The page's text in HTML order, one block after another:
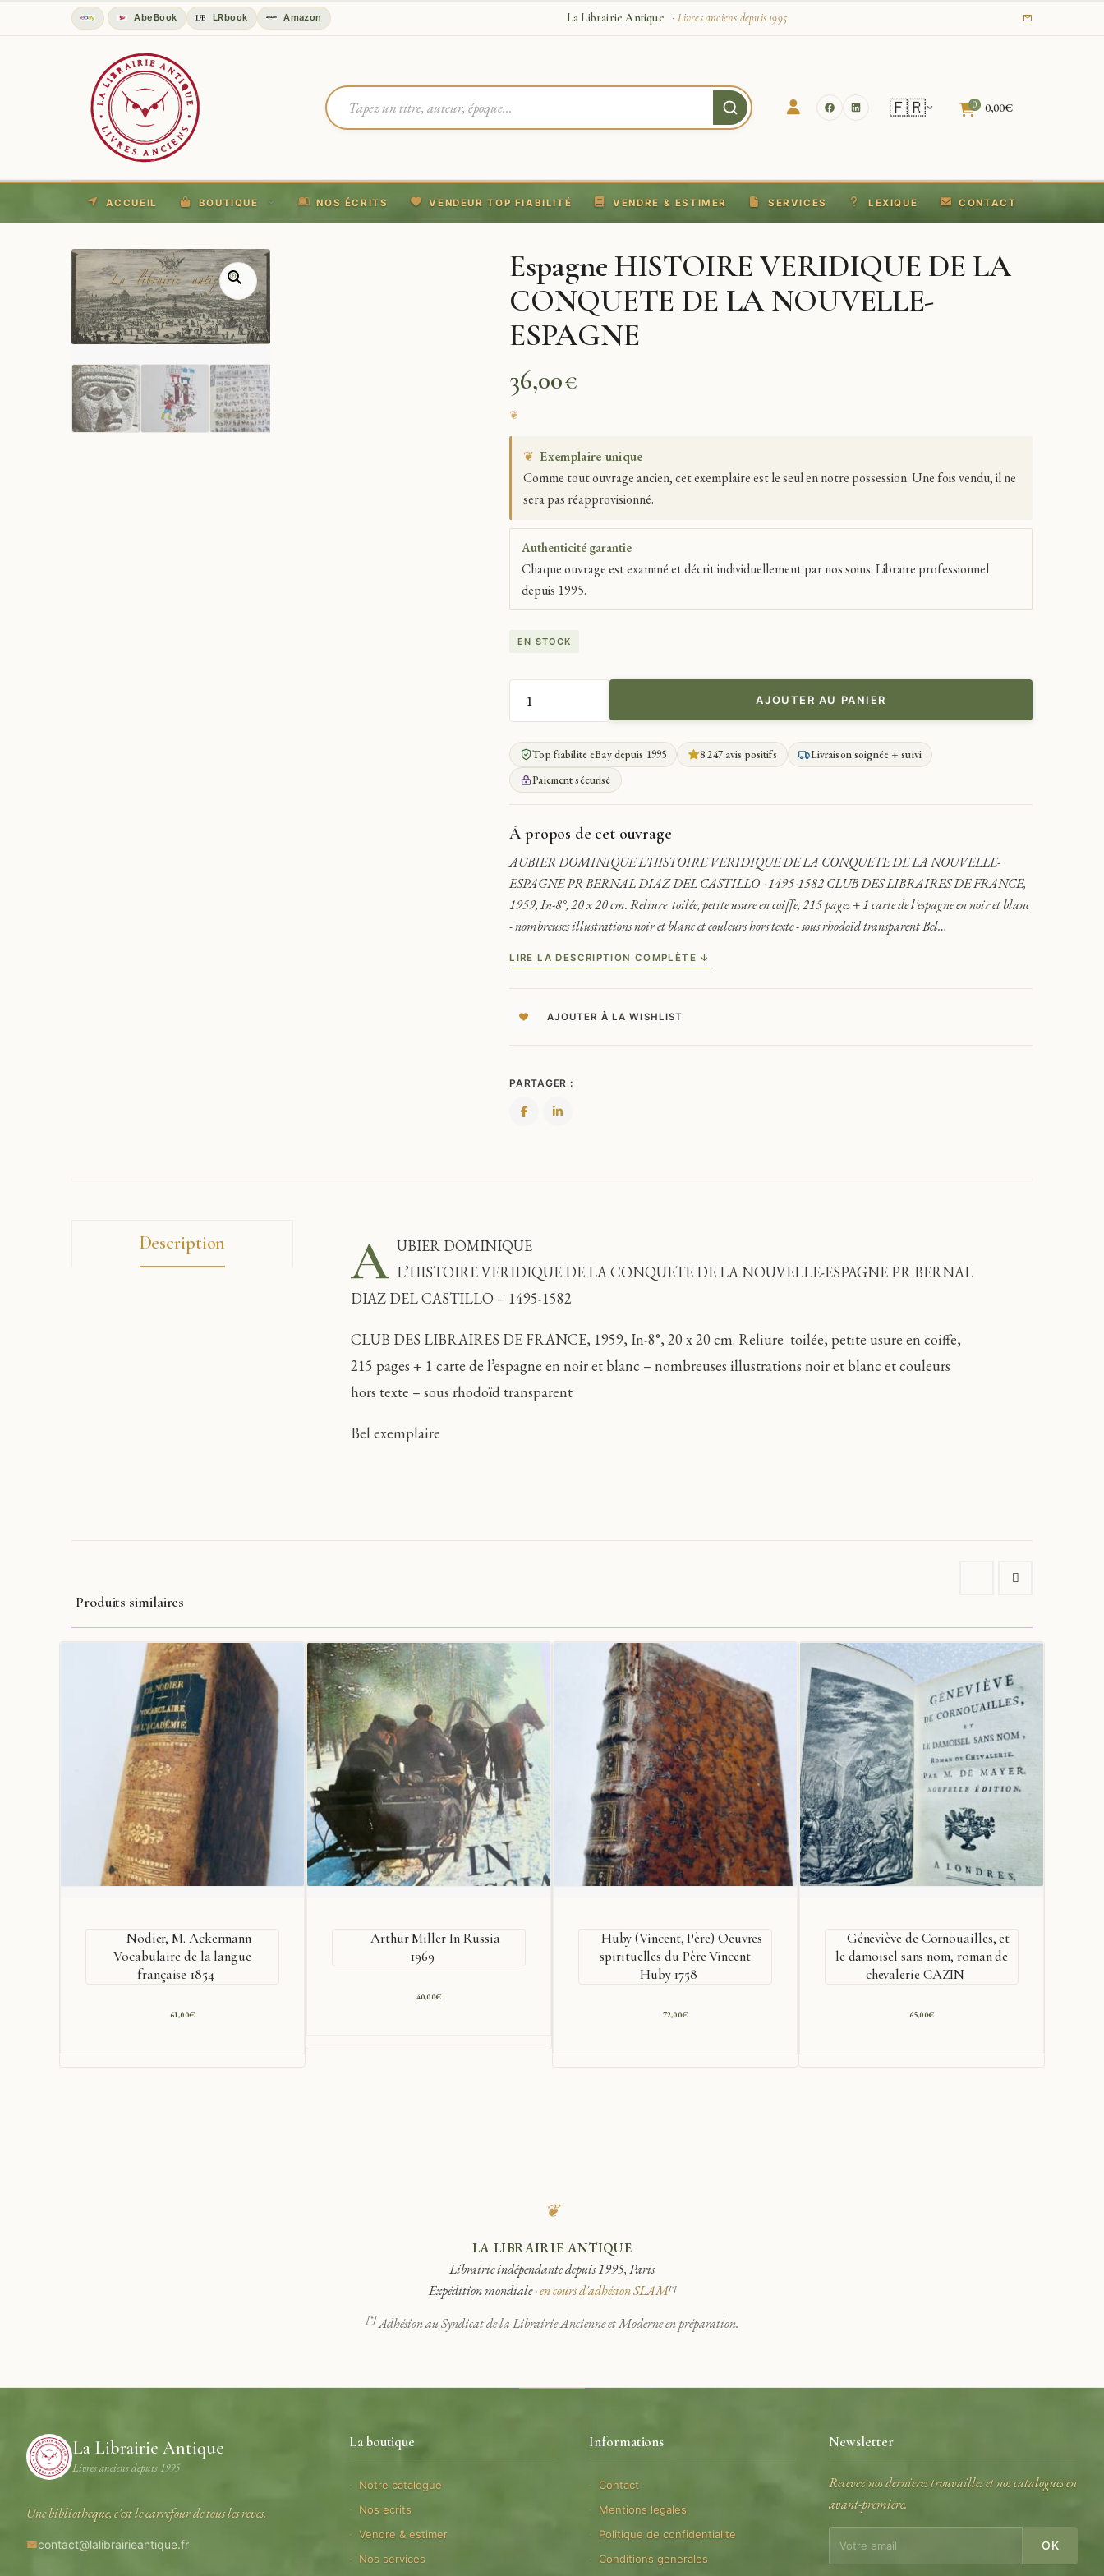
AbeBook LRbook Amazon La Librairie Antique · Livres anciens depuis 1995
🇫🇷 0 0,00€
ACCUEIL BOUTIQUE NOS ÉCRITS VENDEUR TOP FIABILITÉ VENDRE & ESTIMER SERVICES LEXIQUE CONTACT
Espagne HISTOIRE VERIDIQUE DE LA
CONQUETE DE LA NOUVELLE-
ESPAGNE
36,00€
❦ Exemplaire unique
Comme tout ouvrage ancien, cet exemplaire est le seul en notre possession. Une fois vendu, il ne
sera pas réapprovisionné.
Authenticité garantie
Chaque ouvrage est examiné et décrit individuellement par nos soins. Libraire professionnel
depuis 1995.
EN STOCK
QUANTITÉ
DE
ESPAGNE
HISTOIRE
VERIDIQUE
DE
CONQUETE
LA
NOUVELLE-
ESPAGNE
AJOUTER AU PANIER
Top fiabilité eBay depuis 1995 8 247 avis positifs
Livraison soignée + suivi
Paiement sécurisé
À propos de cet ouvrage
AUBIER DOMINIQUE L'HISTOIRE VERIDIQUE DE LA CONQUETE DE LA NOUVELLE-
ESPAGNE PR BERNAL DIAZ DEL CASTILLO - 1495-1582 CLUB DES LIBRAIRES DE FRANCE,
1959, In-8°, 20 x 20 cm. Reliure toilée, petite usure en coiffe, 215 pages + 1 carte de l'espagne en noir et blanc
- nombreuses illustrations noir et blanc et couleurs hors texte - sous rhodoïd transparent Bel…
LIRE LA DESCRIPTION COMPLÈTE ↓
AJOUTER À LA WISHLIST
PARTAGER :
Description A UBIER DOMINIQUE
L’HISTOIRE VERIDIQUE DE LA CONQUETE DE LA NOUVELLE-ESPAGNE PR BERNAL
DIAZ DEL CASTILLO – 1495-1582
CLUB DES LIBRAIRES DE FRANCE, 1959, In-8°, 20 x 20 cm. Reliure toilée, petite usure en coiffe,
215 pages + 1 carte de l’espagne en noir et blanc – nombreuses illustrations noir et blanc et couleurs
hors texte – sous rhodoïd transparent
Bel exemplaire
Produits similaires
Nodier, M. Ackermann
Vocabulaire de la langue
française 1854
61,00€
Arthur Miller In Russia
1969
40,00€
Huby (Vincent, Père) Oeuvres
spirituelles du Père Vincent
Huby 1758
72,00€
Géneviève de Cornouailles, et
le damoisel sans nom, roman de
chevalerie CAZIN
65,00€
❦
LA LIBRAIRIE ANTIQUE
Librairie indépendante depuis 1995, Paris
Expédition mondiale ·en cours d'adhésion SLAM[*]
[*]Adhésion au Syndicat de la Librairie Ancienne et Moderne en préparation.
La Librairie Antique
Livres anciens depuis 1995
Une bibliotheque, c'est le carrefour de tous les reves.
contact@lalibrairieantique.fr
La boutique
Notre catalogue
Nos ecrits
Vendre & estimer
Nos services
Informations
Contact
Mentions legales
Politique de confidentialite
Conditions generales
Newsletter
Recevez nos dernieres trouvailles et nos catalogues en
avant-premiere.
OK